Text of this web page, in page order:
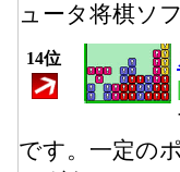
ュータ将棋ソ
14位
です。一定の